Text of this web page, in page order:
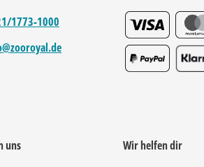
1773-1000
uns
Wir helfen dir